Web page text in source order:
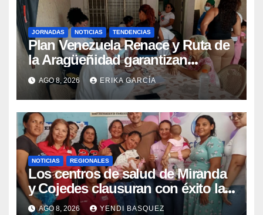
JORNADAS NOTICIAS TENDENCIAS
Plan Venezuela Renace y Ruta de
la Aragüeñidad garantizan
atención médica integral en
Aragua
AGO 8, 2026 ERIKA GARCÍA
NOTICIAS REGIONALES
Los centros de salud de Miranda
y Cojedes clausuran con éxito la
Semana Mundial de la Lactancia
AGO 8, 2026 YENDI BASQUEZ